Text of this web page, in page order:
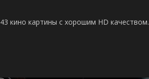
кино картины с хорошим HD качеством.